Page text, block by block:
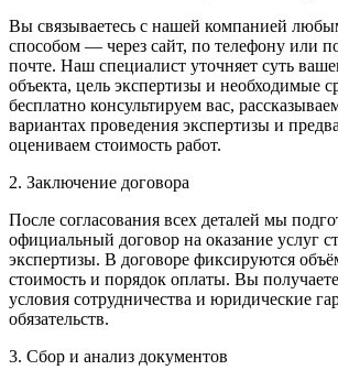
Вы связываетесь с нашей компанией
способом — через сайт, по телефону или
почте. Наш специалист уточняет суть
объекта, цель экспертизы и необходимые
бесплатно консультируем вас,
вариантах проведения экспертизы и
оцениваем стоимость работ.
2. Заключение договора
После согласования всех деталей мы
официальный договор на оказание услуг
экспертизы. В договоре фиксируются
стоимость и порядок оплаты. Вы
условия сотрудничества и юридические
обязательств.
3. Сбор и анализ документов